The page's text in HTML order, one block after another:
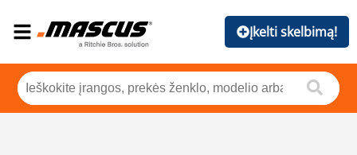
Įkelti skelbimą!